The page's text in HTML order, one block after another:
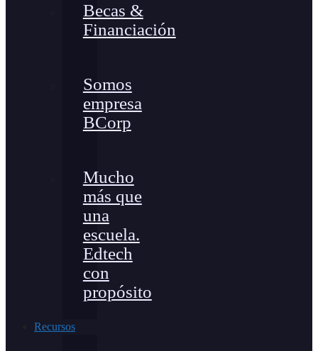
Becas &
Financiación
Somos
empresa
BCorp
Mucho
más que
una
escuela.
Edtech
con
propósito
Recursos